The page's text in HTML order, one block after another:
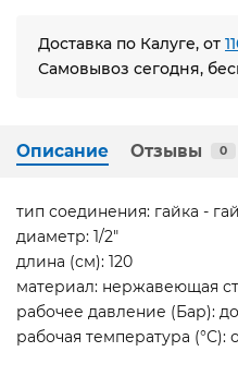
Доставка по Калуге, от
Самовывоз сегодня,
Описание Отзывы 0
тип соединения: гайка -
диаметр: 1/2"
длина (см): 120
материал: нержавеющая
рабочее давление (Бар):
рабочая температура (°С):